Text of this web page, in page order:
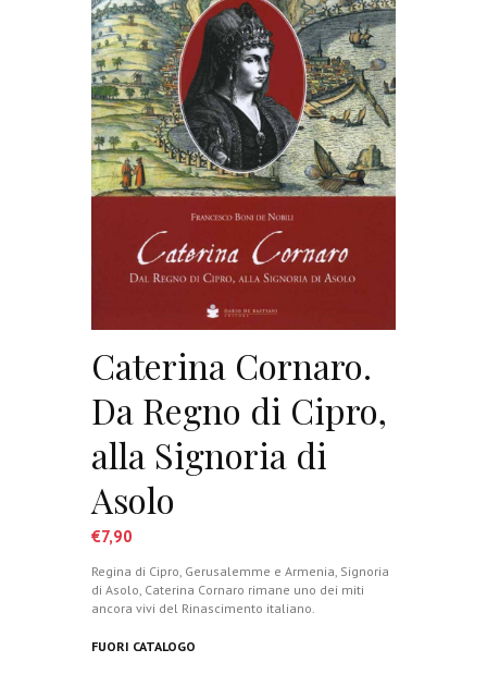
Caterina Cornaro.
Da Regno di Cipro,
alla Signoria di
Asolo
€7,90
Regina di Cipro, Gerusalemme e Armenia, Signoria
di Asolo, Caterina Cornaro rimane uno dei miti
ancora vivi del Rinascimento italiano.
FUORI CATALOGO